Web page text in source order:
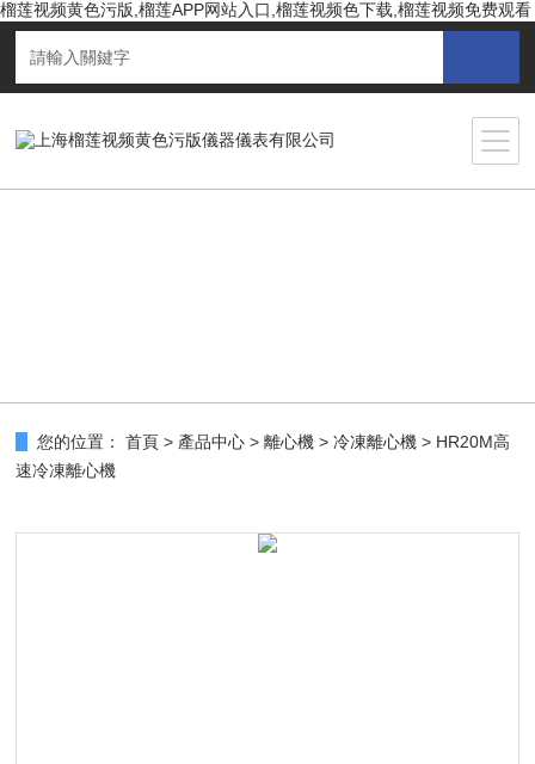
榴莲视频黄色污版,榴莲APP网站入口,榴莲视频色下载,榴莲视频免费观看
您的位置： 首頁 > 產品中心 >離心機 >冷凍離心機 > HR20M高
速冷凍離心機